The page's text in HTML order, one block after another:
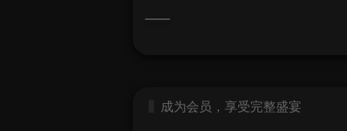
成为会员，享受完整盛宴